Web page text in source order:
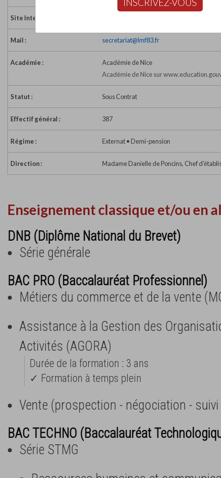
Site Internet :
Mail : secretariat@lmf83.fr
Académie :
Académie de Nice
Académie de Nice sur
Statut : Sous Contrat
Effectif général : 387
Régime : Externat • Demi-pension
Direction : Madame Danielle de Poncins, Chef
Enseignement classique et/ou en
DNB (Diplôme National du Brevet)
Série générale
BAC PRO (Baccalauréat Professionnel)
Métiers du commerce et de la vente
Assistance à la Gestion des
Activités (AGORA)
Durée de la formation : 3 ans
✓ Formation à temps plein
Vente (prospection - négociation -
BAC TECHNO (Baccalauréat
Série STMG
INSCRIVEZ-VOUS